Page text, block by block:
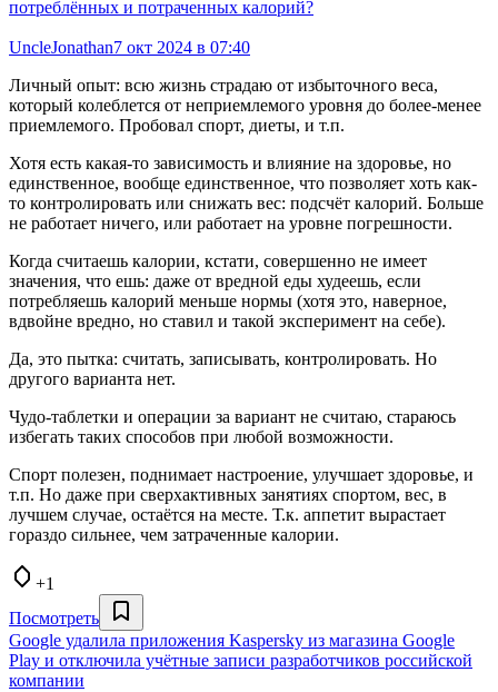
потреблённых и потраченных калорий?
UncleJonathan7 окт 2024 в 07:40
Личный опыт: всю жизнь страдаю от избыточного веса,
который колеблется от неприемлемого уровня до более-менее
приемлемого. Пробовал спорт, диеты, и т.п.
Хотя есть какая-то зависимость и влияние на здоровье, но
единственное, вообще единственное, что позволяет хоть как-
то контролировать или снижать вес: подсчёт калорий. Больше
не работает ничего, или работает на уровне погрешности.
Когда считаешь калории, кстати, совершенно не имеет
значения, что ешь: даже от вредной еды худеешь, если
потребляешь калорий меньше нормы (хотя это, наверное,
вдвойне вредно, но ставил и такой эксперимент на себе).
Да, это пытка: считать, записывать, контролировать. Но
другого варианта нет.
Чудо-таблетки и операции за вариант не считаю, стараюсь
избегать таких способов при любой возможности.
Спорт полезен, поднимает настроение, улучшает здоровье, и
т.п. Но даже при сверхактивных занятиях спортом, вес, в
лучшем случае, остаётся на месте. Т.к. аппетит вырастает
гораздо сильнее, чем затраченные калории.
+1
Посмотреть
Google удалила приложения Kaspersky из магазина Google
Play и отключила учётные записи разработчиков российской
компании